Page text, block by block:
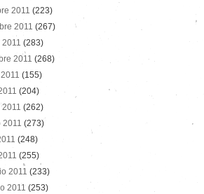
2011 (223)
2011 (267)
2011 (283)
2011 (268)
(155)
(204)
(262)
2011 (273)
(248)
(255)
2011 (233)
2011 (253)